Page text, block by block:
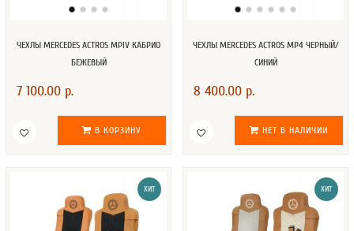
ЧЕХЛЫ MERCEDES ACTROS MPIV КАБРИО
БЕЖЕВЫЙ
7 100.00 р.
В КОРЗИНУ
ЧЕХЛЫ MERCEDES ACTROS MP4 ЧЕРНЫЙ/
СИНИЙ
8 400.00 р.
НЕТ В НАЛИЧИИ
ХИТ ХИТ